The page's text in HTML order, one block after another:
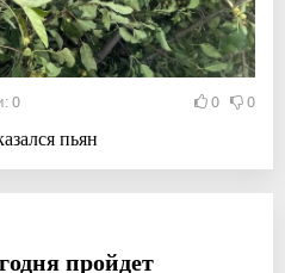
0 0 0
пьян
пройдет